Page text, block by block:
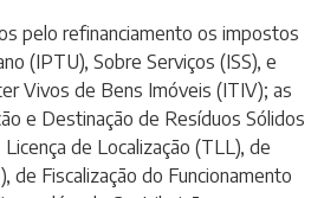
pelo refinanciamento os impostos
(IPTU), Sobre Serviços (ISS), e
Vivos de Bens Imóveis (ITIV); as
e Destinação de Resíduos Sólidos
de Localização (TLL), de
de Fiscalização do Funcionamento